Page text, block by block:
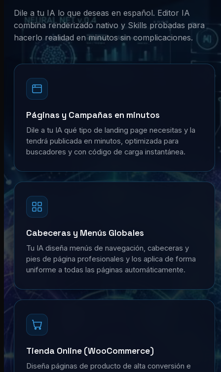
Dile a tu IA lo que deseas en español. Editor IA
combina renderizado nativo y Skills probadas para
hacerlo realidad en minutos sin complicaciones.
Páginas y Campañas en minutos
Dile a tu IA qué tipo de landing page necesitas y la
tendrá publicada en minutos, optimizada para
buscadores y con código de carga instantánea.
Cabeceras y Menús Globales
Tu IA diseña menús de navegación, cabeceras y
pies de página profesionales y los aplica de forma
uniforme a todas las páginas automáticamente.
Tienda Online (WooCommerce)
Diseña páginas de producto de alta conversión e